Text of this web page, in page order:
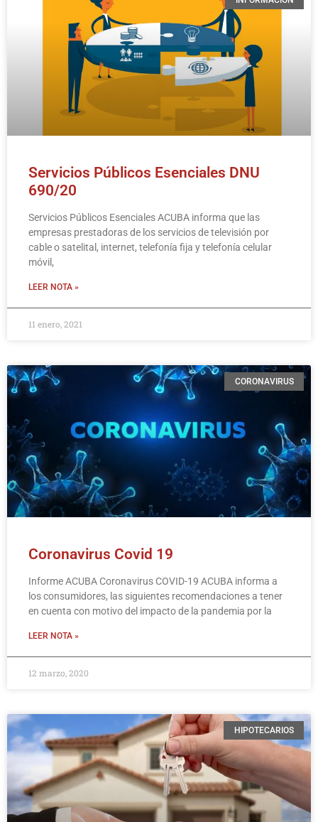
Servicios Públicos Esenciales DNU
690/20
Servicios Públicos Esenciales ACUBA informa que las
empresas prestadoras de los servicios de televisión por
cable o satelital, internet, telefonía fija y telefonía celular
móvil,
LEER NOTA »
11 enero, 2021
CORONAVIRUS
Coronavirus Covid 19
Informe ACUBA Coronavirus COVID-19 ACUBA informa a
los consumidores, las siguientes recomendaciones a tener
en cuenta con motivo del impacto de la pandemia por la
LEER NOTA »
12 marzo, 2020
HIPOTECARIOS